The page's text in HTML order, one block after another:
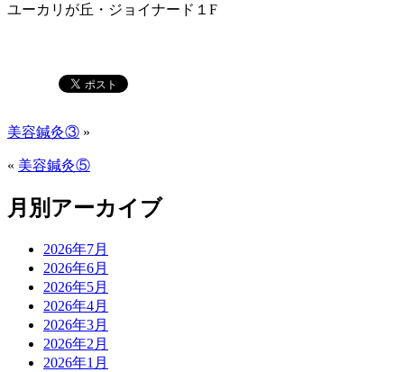
ユーカリが丘・ジョイナード１F
美容鍼灸③ »
« 美容鍼灸⑤
月別アーカイブ
2026年7月
2026年6月
2026年5月
2026年4月
2026年3月
2026年2月
2026年1月